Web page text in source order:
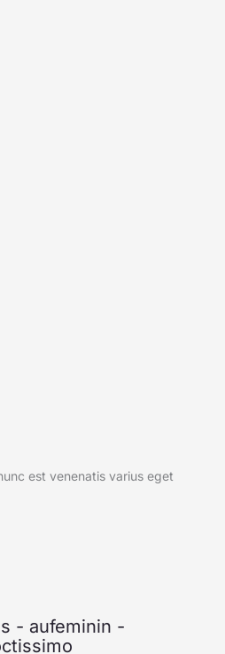
est venenatis varius eget
- aufeminin -